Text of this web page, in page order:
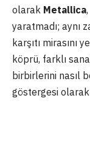
olarak Metallica,
yaratmadı; aynı
karşıtı mirasını
köprü, farklı
birbirlerini nasıl
göstergesi